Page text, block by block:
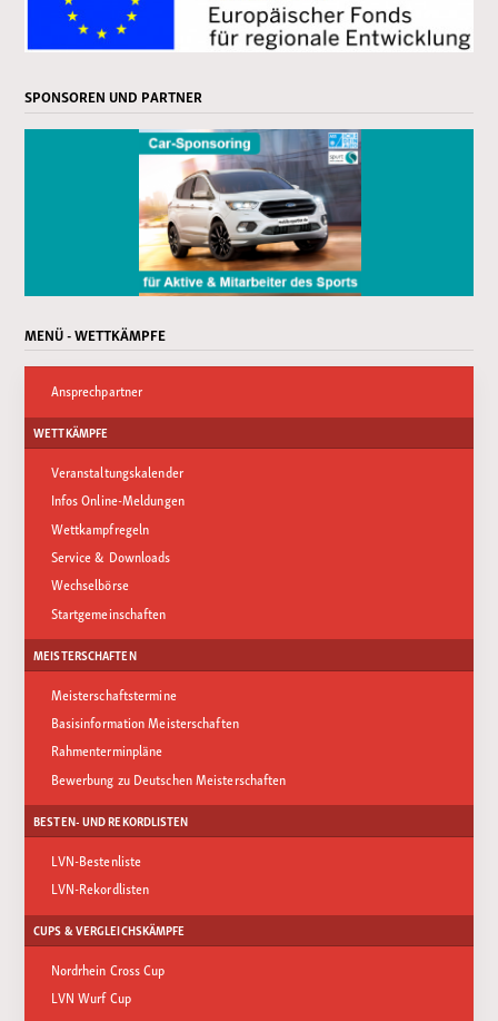
SPONSOREN UND PARTNER
MENÜ - WETTKÄMPFE
Ansprechpartner
WETTKÄMPFE
Veranstaltungskalender
Infos Online-Meldungen
Wettkampfregeln
Service & Downloads
Wechselbörse
Startgemeinschaften
MEISTERSCHAFTEN
Meisterschaftstermine
Basisinformation Meisterschaften
Rahmenterminpläne
Bewerbung zu Deutschen Meisterschaften
BESTEN- UND REKORDLISTEN
LVN-Bestenliste
LVN-Rekordlisten
CUPS & VERGLEICHSKÄMPFE
Nordrhein Cross Cup
LVN Wurf Cup